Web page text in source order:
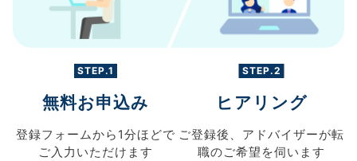
STEP.1
無料お申込み
登録フォームから 1分ほどで
ご入力 いただけます
STEP.2
ヒアリング
ご登録後、 アドバイザーが転
職のご希望を伺います